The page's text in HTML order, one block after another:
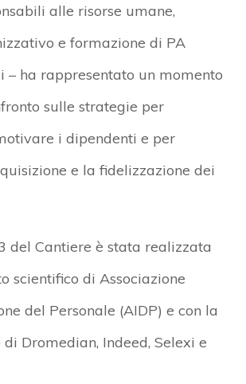
alle risorse umane,
e formazione di PA
– ha rappresentato un momento
sulle strategie per
i dipendenti e per
e la fidelizzazione dei
del Cantiere è stata realizzata
scientifico di Associazione
del Personale (AIDP) e con la
Dromedian, Indeed, Selexi e